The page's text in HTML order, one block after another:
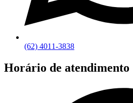
(62) 4011-3838
Horário de atendimento